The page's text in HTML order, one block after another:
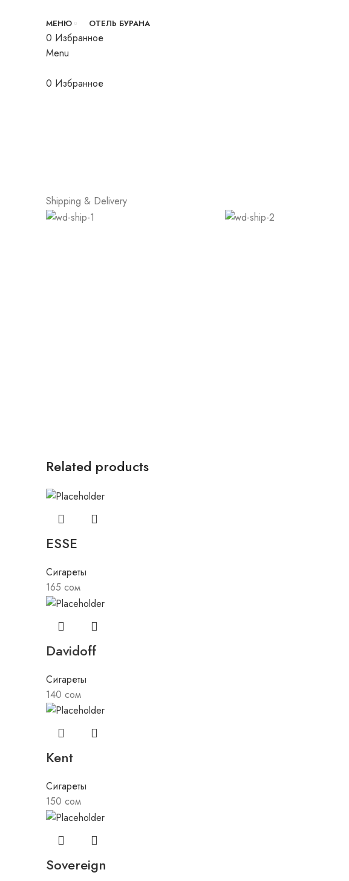
МЕНЮ ОТЕЛЬ БУРАНА
0 Избранное
Menu
0 Избранное
Click to enlarge
Shipping & Delivery
Related products
ESSE
Сигареты
165 сом
Davidoff
Сигареты
140 сом
Kent
Сигареты
150 сом
Sovereign